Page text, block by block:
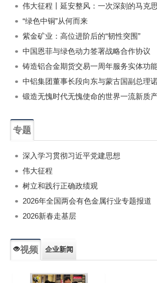
“绿色中铜”从何而来
紫金矿业：高位进阶后的“韧性突围”
中国恩菲与绿色动力签署战略合作协议
铸造铝合金期货交易一周年服务实体功
专题
深入学习贯彻习近平党建思想
伟大征程
树立和践行正确政绩观
2026年全国两会有色金属行业专题报道
2026新春走基层
视频 企业新闻